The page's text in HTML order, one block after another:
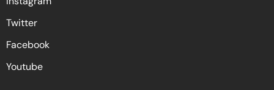
Twitter
Facebook
Youtube